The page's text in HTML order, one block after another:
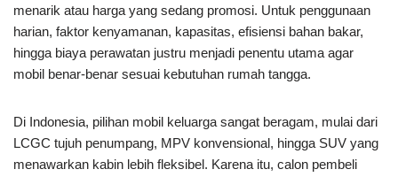
menarik atau harga yang sedang promosi. Untuk penggunaan
harian, faktor kenyamanan, kapasitas, efisiensi bahan bakar,
hingga biaya perawatan justru menjadi penentu utama agar
mobil benar-benar sesuai kebutuhan rumah tangga.
Di Indonesia, pilihan mobil keluarga sangat beragam, mulai dari
LCGC tujuh penumpang, MPV konvensional, hingga SUV yang
menawarkan kabin lebih fleksibel. Karena itu, calon pembeli